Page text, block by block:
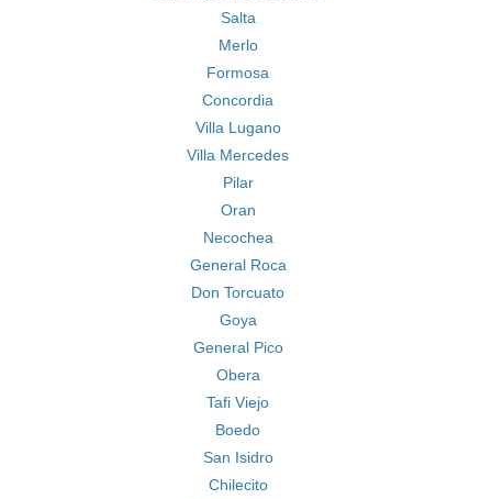
Salta
Merlo
Formosa
Concordia
Villa Lugano
Villa Mercedes
Pilar
Oran
Necochea
General Roca
Don Torcuato
Goya
General Pico
Obera
Tafi Viejo
Boedo
San Isidro
Chilecito